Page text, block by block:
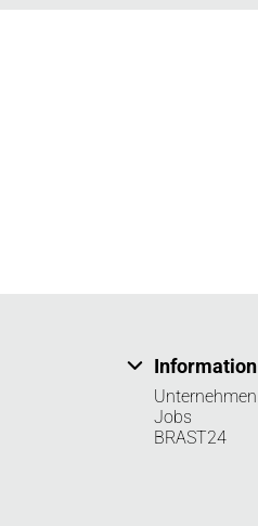
Information
Unternehmen
Jobs
BRAST24